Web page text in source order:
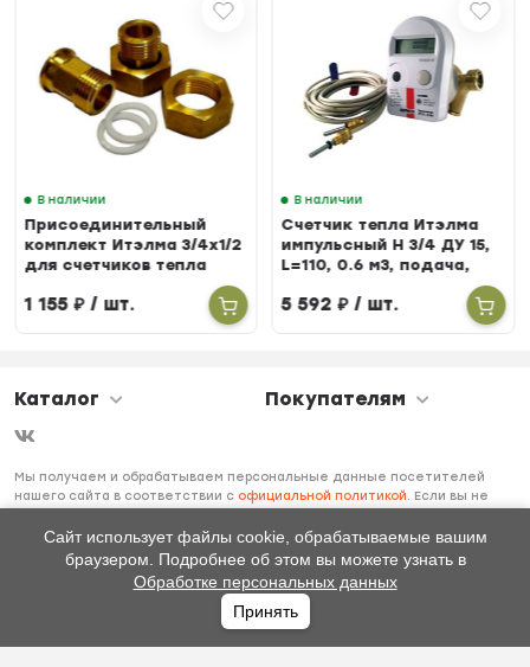
Избранное
В наличии
Присоединительный
комплект Итэлма 3/4х1/2
для счетчиков тепла
1 155₽/ шт.
В наличии
Счетчик тепла Итэлма
импульсный Н 3/4 ДУ 15,
L=110, 0.6 м3, подача,
5 592₽/ шт.
Каталог Покупателям
Мы получаем и обрабатываем персональные данные посетителей
нашего сайта в соответствии с официальной политикой. Если вы не
необходимо покинуть наш сайт.
Сайт использует файлы cookie, обрабатываемые вашим
браузером. Подробнее об этом вы можете узнать в
Обработке персональных данных
Принять